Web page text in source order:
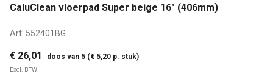
CaluClean vloerpad Super beige 16" (406mm)
Art: 552401BG
€ 26,01 doos van 5 (€ 5,20 p. stuk)
Excl. BTW